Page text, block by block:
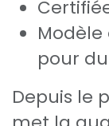
Modèle
pour
Depuis le